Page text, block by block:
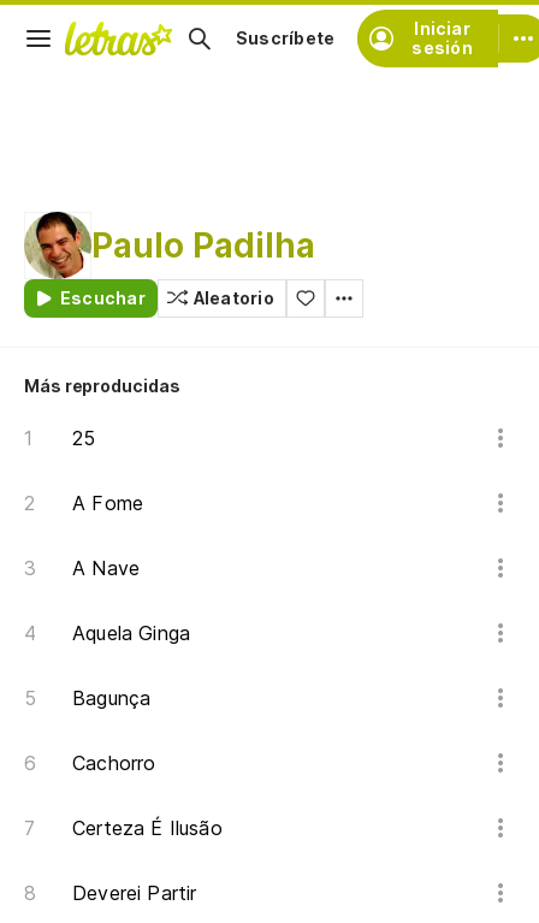
Iniciar
sesión
Suscríbete
Paulo Padilha
Escuchar Aleatorio
Más reproducidas
25
A Fome
A Nave
Aquela Ginga
Bagunça
Cachorro
Certeza É Ilusão
Deverei Partir